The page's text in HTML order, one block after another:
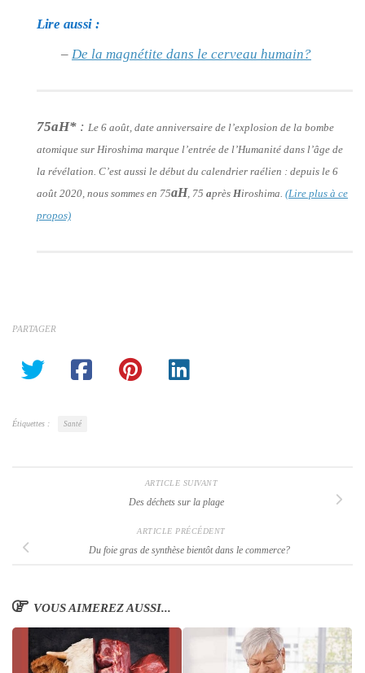
Lire aussi :
– De la magnétite dans le cerveau humain?
75aH* : Le 6 août, date anniversaire de l’explosion de la bombe
atomique sur Hiroshima marque l’entrée de l’Humanité dans l’âge de
la révélation. C’est aussi le début du calendrier raélien : depuis le 6
août 2020, nous sommes en 75aH, 75 après Hiroshima. (Lire plus à ce
propos)
PARTAGER
Étiquettes : Santé
ARTICLE SUIVANT
Des déchets sur la plage
ARTICLE PRÉCÉDENT
Du foie gras de synthèse bientôt dans le commerce?
VOUS AIMEREZ AUSSI...